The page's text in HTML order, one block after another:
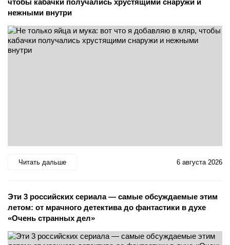
чтобы кабачки получались хрустящими снаружи и
нежными внутри
Читать дальше 6 августа 2026
Эти 3 российских сериала — самые обсуждаемые этим
летом: от мрачного детектива до фантастики в духе
«Очень странных дел»